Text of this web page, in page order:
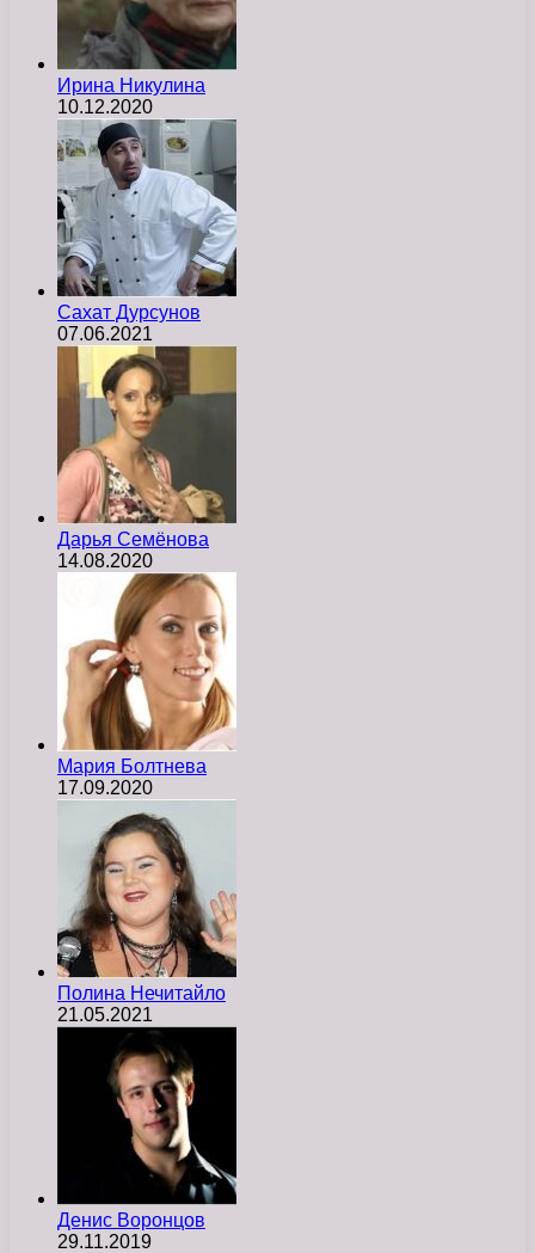
Ирина Никулина
10.12.2020
Сахат Дурсунов
07.06.2021
Дарья Семёнова
14.08.2020
Мария Болтнева
17.09.2020
Полина Нечитайло
21.05.2021
Денис Воронцов
29.11.2019